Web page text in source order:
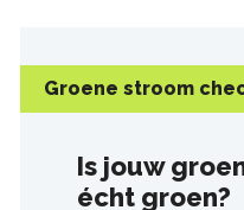
Groene stroom
Is jouw
écht groen?